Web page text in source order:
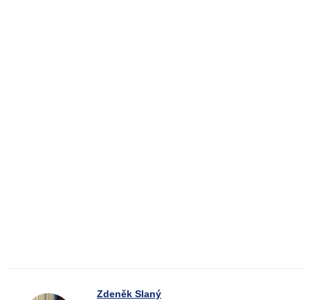
Zdeněk Slaný